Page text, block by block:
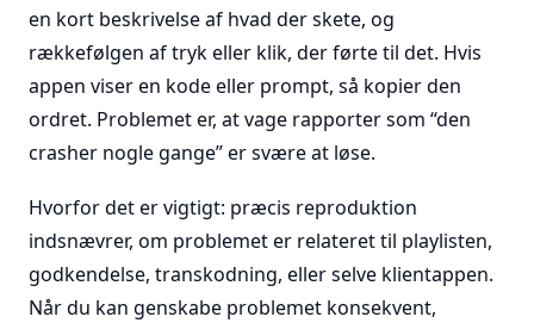
en kort beskrivelse af hvad der skete, og
rækkefølgen af tryk eller klik, der førte til det. Hvis
appen viser en kode eller prompt, så kopier den
ordret. Problemet er, at vage rapporter som “den
crasher nogle gange” er svære at løse.
Hvorfor det er vigtigt: præcis reproduktion
indsnævrer, om problemet er relateret til playlisten,
godkendelse, transkodning, eller selve klientappen.
Når du kan genskabe problemet konsekvent,